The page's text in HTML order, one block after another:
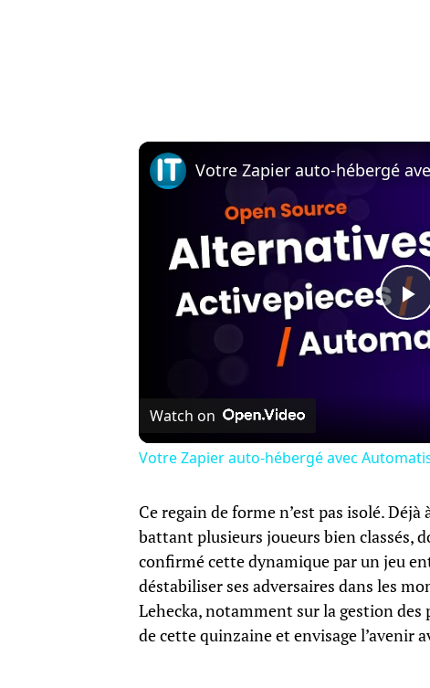
Watch on
Votre Zapier auto-hébergé avec
Ce regain de forme n’est pas isolé.
battant plusieurs joueurs bien classés,
confirmé cette dynamique par un jeu
déstabiliser ses adversaires dans les
Lehecka, notamment sur la gestion
de cette quinzaine et envisage l’avenir